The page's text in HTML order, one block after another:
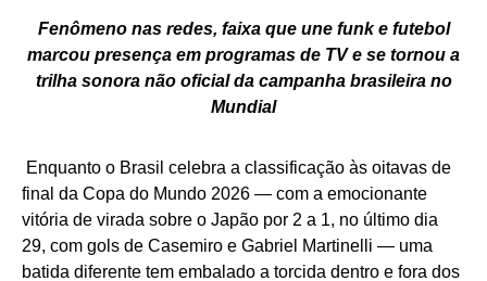
Fenômeno nas redes, faixa que une funk e futebol
marcou presença em programas de TV e se tornou a
trilha sonora não oficial da campanha brasileira no
Mundial
Enquanto o Brasil celebra a classificação às oitavas de
final da Copa do Mundo 2026 — com a emocionante
vitória de virada sobre o Japão por 2 a 1, no último dia
29, com gols de Casemiro e Gabriel Martinelli — uma
batida diferente tem embalado a torcida dentro e fora dos